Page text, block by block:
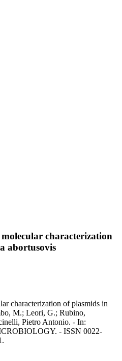
characterization
abortusovis
characterization of plasmids in
M.; Leori, G.; Rubino,
Pietro Antonio. - In:
- ISSN 0022-